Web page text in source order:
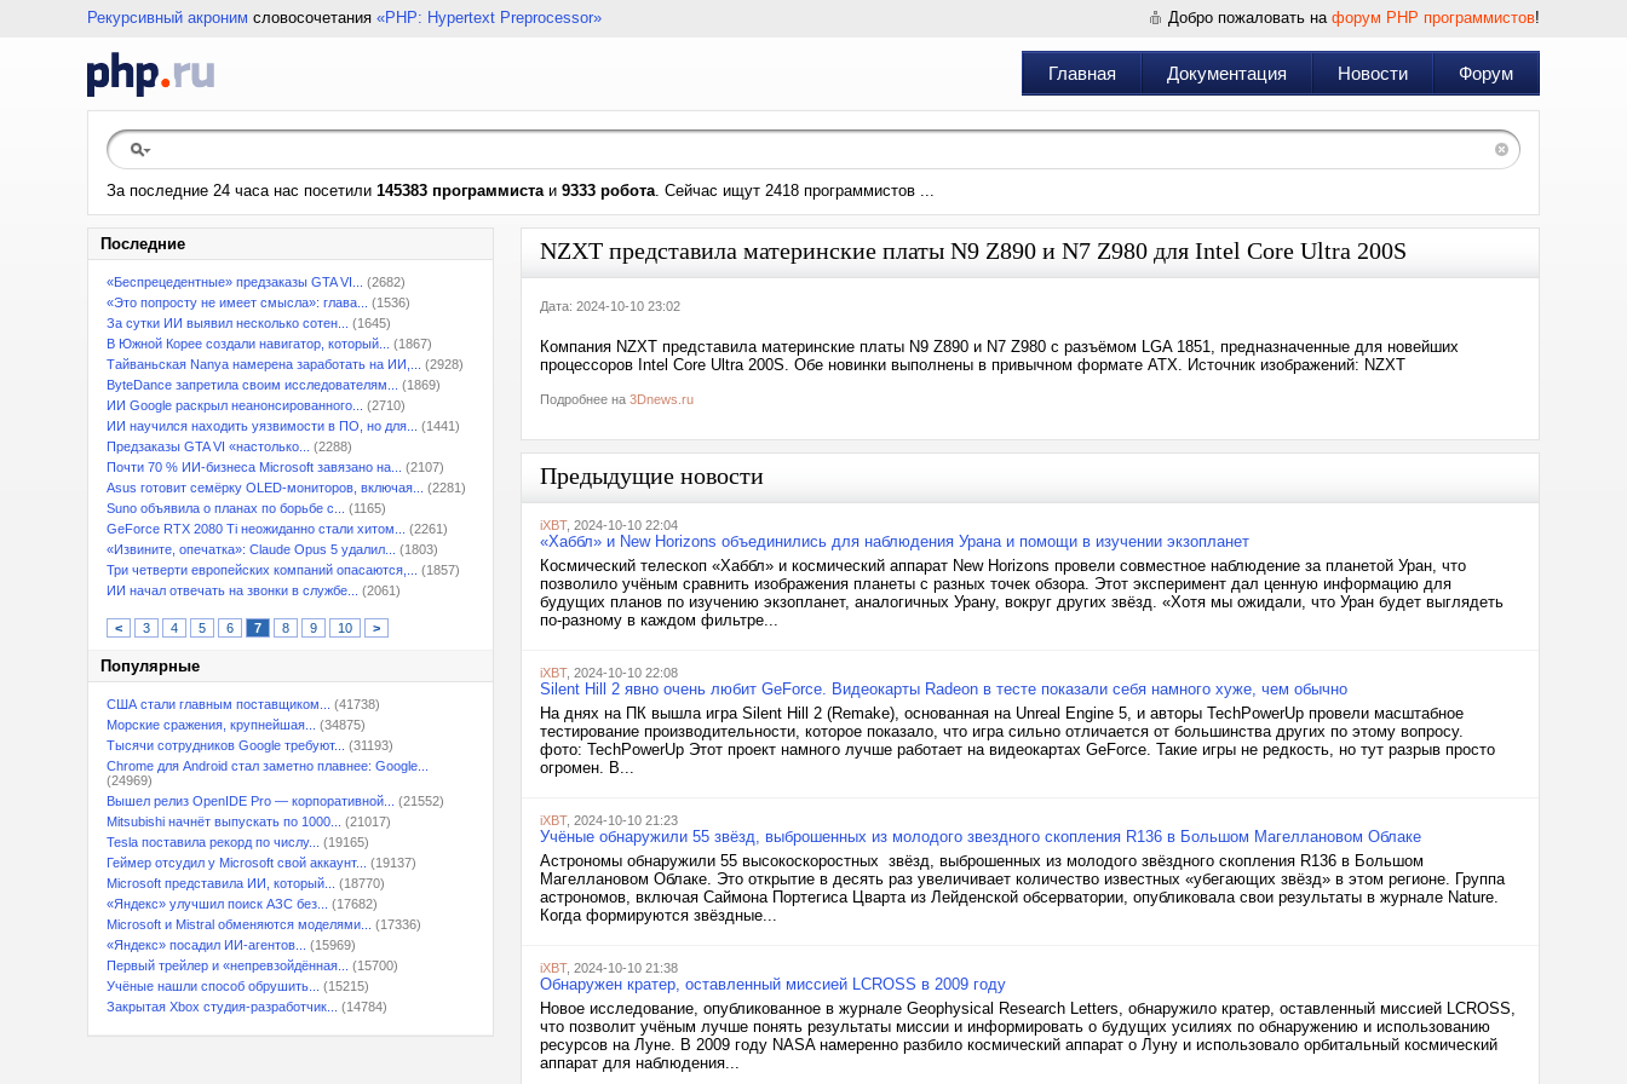
Рекурсивный акроним словосочетания «PHP: Hypertext Preprocessor» Добро пожаловать на форум PHP программистов!
Главная Документация Новости Форум
За последние 24 часа нас посетили 145383 программистаи 9333 робота. Сейчас ищут 2418 программистов ...
Последние
«Беспрецедентные» предзаказы GTA VI...
(2682)
«Это попросту не имеет смысла»: глава...
(1536)
За сутки ИИ выявил несколько сотен...
(1645)
В Южной Корее создали навигатор, который...
(1867)
Тайваньская Nanya намерена заработать на ИИ,...
(2928)
ByteDance запретила своим исследователям...
(1869)
ИИ Google раскрыл неанонсированного...
(2710)
ИИ научился находить уязвимости в ПО, но для...
(1441)
Предзаказы GTA VI «настолько...
(2288)
Почти 70 % ИИ-бизнеса Microsoft завязано на...
(2107)
Asus готовит семёрку OLED-мониторов, включая...
(2281)
Suno объявила о планах по борьбе с...
(1165)
GeForce RTX 2080 Ti неожиданно стали хитом...
(2261)
«Извините, опечатка»: Claude Opus 5 удалил...
(1803)
Три четверти европейских компаний опасаются,...
(1857)
ИИ начал отвечать на звонки в службе...
(2061)
< 3 4 5 6 7 8 9 10 >
Популярные
США стали главным поставщиком...
(41738)
Морские сражения, крупнейшая...
(34875)
Тысячи сотрудников Google требуют...
(31193)
Chrome для Android стал заметно плавнее: Google...
(24969)
Вышел релиз OpenIDE Pro — корпоративной...
(21552)
Mitsubishi начнёт выпускать по 1000...
(21017)
Tesla поставила рекорд по числу...
(19165)
Геймер отсудил у Microsoft свой аккаунт...
(19137)
Microsoft представила ИИ, который...
(18770)
«Яндекс» улучшил поиск АЗС без...
(17682)
Microsoft и Mistral обменяются моделями...
(17336)
«Яндекс» посадил ИИ-агентов...
(15969)
Первый трейлер и «непревзойдённая...
(15700)
Учёные нашли способ обрушить...
(15215)
Закрытая Xbox студия-разработчик...
(14784)
NZXT представила материнские платы N9 Z890 и N7 Z980 для Intel Core Ultra 200S
Дата: 2024-10-10 23:02
Компания NZXT представила материнские платы N9 Z890 и N7 Z980 с разъёмом LGA 1851, предназначенные для новейших
процессоров Intel Core Ultra 200S. Обе новинки выполнены в привычном формате ATX. Источник изображений: NZXT
Подробнее на 3Dnews.ru
Предыдущие новости
iXBT, 2024-10-10 22:04
«Хаббл» и New Horizons объединились для наблюдения Урана и помощи в изучении экзопланет
Космический телескоп «Хаббл» и космический аппарат New Horizons провели совместное наблюдение за планетой Уран, что
позволило учёным сравнить изображения планеты с разных точек обзора. Этот эксперимент дал ценную информацию для
будущих планов по изучению экзопланет, аналогичных Урану, вокруг других звёзд. «Хотя мы ожидали, что Уран будет выглядеть
по-разному в каждом фильтре...
iXBT, 2024-10-10 22:08
Silent Hill 2 явно очень любит GeForce. Видеокарты Radeon в тесте показали себя намного хуже, чем обычно
На днях на ПК вышла игра Silent Hill 2 (Remake), основанная на Unreal Engine 5, и авторы TechPowerUp провели масштабное
тестирование производительности, которое показало, что игра сильно отличается от большинства других по этому вопросу.
фото: TechPowerUp Этот проект намного лучше работает на видеокартах GeForce. Такие игры не редкость, но тут разрыв просто
огромен. В...
iXBT, 2024-10-10 21:23
Учёные обнаружили 55 звёзд, выброшенных из молодого звездного скопления R136 в Большом Магеллановом Облаке
Астрономы обнаружили 55 высокоскоростных звёзд, выброшенных из молодого звёздного скопления R136 в Большом
Магеллановом Облаке. Это открытие в десять раз увеличивает количество известных «убегающих звёзд» в этом регионе. Группа
астрономов, включая Саймона Портегиса Цварта из Лейденской обсерватории, опубликовала свои результаты в журнале Nature.
Когда формируются звёздные...
iXBT, 2024-10-10 21:38
Обнаружен кратер, оставленный миссией LCROSS в 2009 году
Новое исследование, опубликованное в журнале Geophysical Research Letters, обнаружило кратер, оставленный миссией LCROSS,
что позволит учёным лучше понять результаты миссии и информировать о будущих усилиях по обнаружению и использованию
ресурсов на Луне. В 2009 году NASA намеренно разбило космический аппарат о Луну и использовало орбитальный космический
аппарат для наблюдения...